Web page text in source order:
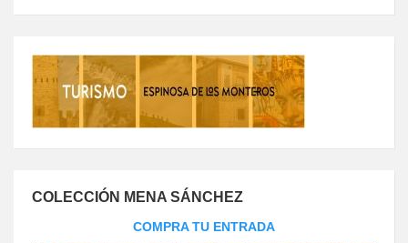
COLECCIÓN MENA SÁNCHEZ
COMPRA TU ENTRADA